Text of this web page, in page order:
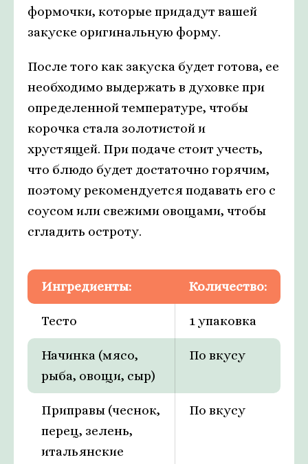
формочки, которые придадут вашей
закуске оригинальную форму.
После того как закуска будет готова, ее
необходимо выдержать в духовке при
определенной температуре, чтобы
корочка стала золотистой и
хрустящей. При подаче стоит учесть,
что блюдо будет достаточно горячим,
поэтому рекомендуется подавать его с
соусом или свежими овощами, чтобы
сгладить остроту.
Ингредиенты: Количество:
Тесто 1 упаковка
Начинка (мясо,
рыба, овощи, сыр)
По вкусу
Приправы (чеснок,
перец, зелень,
итальянские
По вкусу